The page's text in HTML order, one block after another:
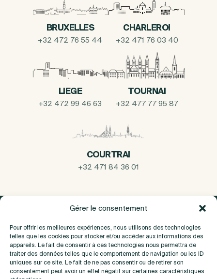
Gérer le consentement
Pour offrir les meilleures expériences, nous utilisons des technologies
telles que les cookies pour stocker et/ou accéder aux informations des
appareils. Le fait de consentir à ces technologies nous permettra de
traiter des données telles que le comportement de navigation ou les ID
uniques sur ce site. Le fait de ne pas consentir ou de retirer son
consentement peut avoir un effet négatif sur certaines caractéristiques
BRUXELLES
+32 472 76 55 44
CHARLEROI
+32 471 76 03 40
LIEGE
+32 472 99 46 63
TOURNAI
+32 477 77 95 87
COURTRAI
+32 471 84 36 01